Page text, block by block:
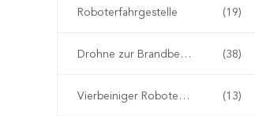
Roboterfahrgestelle (19)
Drohne zur Brandbekämpfung (38)
Vierbeiniger Roboterhund (13)